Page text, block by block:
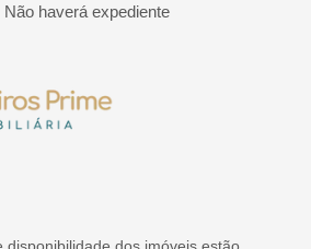
Não haverá expediente